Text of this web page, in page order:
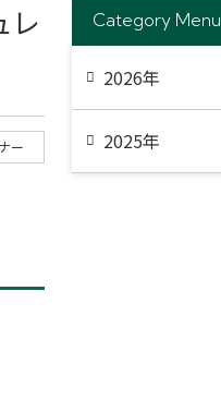
レ
ー
Category Menu
2026年
2025年